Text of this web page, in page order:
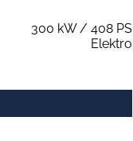
300 kW / 408 PS
Elektro